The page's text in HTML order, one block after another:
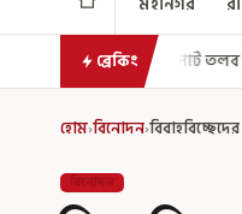
ব্রেকিং
তলব ক্ষুব্ধ হাই কোর্টের
হোম›বিনোদন›
বিনোদন